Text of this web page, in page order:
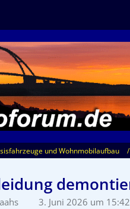
und Wohnmobilaufbau
3. Juni 2026 um 15:42